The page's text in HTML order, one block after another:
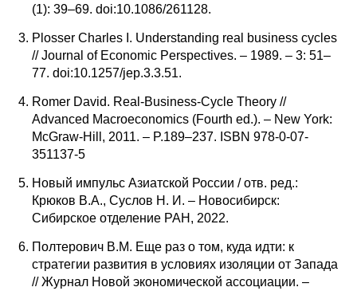
(1): 39–69. doi:10.1086/261128.
Plosser Charles I. Understanding real business cycles
// Journal of Economic Perspectives. – 1989. – 3: 51–
77. doi:10.1257/jep.3.3.51.
Romer David. Real-Business-Cycle Theory //
Advanced Macroeconomics (Fourth ed.). – New York:
McGraw-Hill, 2011. – P.189–237. ISBN 978-0-07-
351137-5
Новый импульс Азиатской России / отв. ред.:
Крюков В.А., Суслов Н. И. – Новосибирск:
Сибирское отделение РАН, 2022.
Полтерович В.М. Еще раз о том, куда идти: к
стратегии развития в условиях изоляции от Запада
// Журнал Новой экономической ассоциации. –